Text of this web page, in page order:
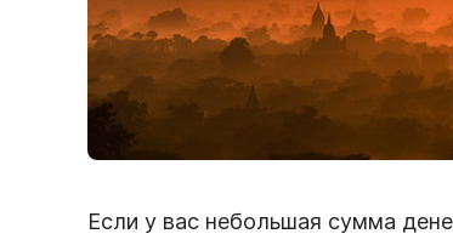
Если у вас небольшая сумма